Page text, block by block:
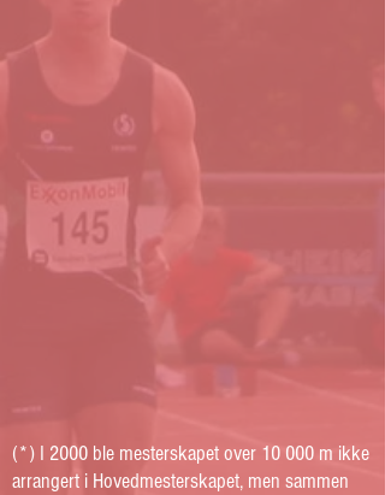
(*) I 2000 ble mesterskapet over 10 000 m ikke
arrangert i Hovedmesterskapet, men sammen